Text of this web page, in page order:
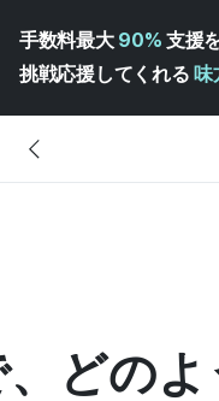
手数料最大 90% 支援
挑戦応援してくれる 味
どの